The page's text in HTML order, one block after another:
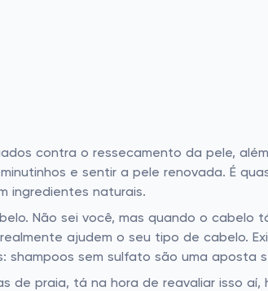
contra o ressecamento da pele,
e sentir a pele renovada. É
ingredientes naturais.
Não sei você, mas quando o cabelo
ajudem o seu tipo de cabelo.
shampoos sem sulfato são uma aposta
de praia, tá na hora de reavaliar isso aí,